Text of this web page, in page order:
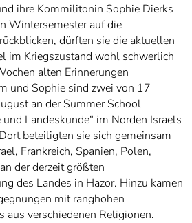
ihre Kommilitonin Sophie Dierks
Wintersemester auf die
dürften sie die aktuellen
im Kriegszustand wohl schwerlich
alten Erinnerungen
und Sophie sind zwei von 17
an der Summer School
Landeskunde“ im Norden Israels
beteiligten sie sich gemeinsam
Frankreich, Spanien, Polen,
der derzeit größten
des Landes in Hazor. Hinzu kamen
mit ranghohen
aus verschiedenen Religionen.